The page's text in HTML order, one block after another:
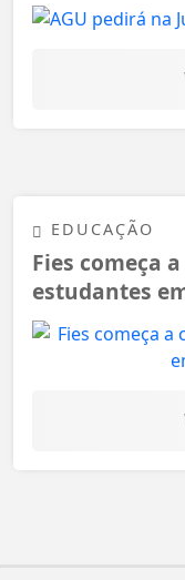
EDUCAÇÃO
Fies começa
estudantes